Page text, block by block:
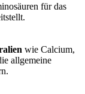
für das
wie Calcium,
allgemeine